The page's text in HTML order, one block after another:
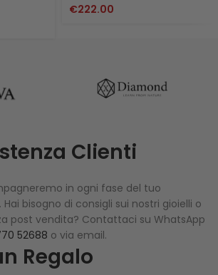
€222.00
Clienti
in ogni fase del tuo
bisogno di consigli sui nostri gioielli o
post vendita? Contattaci su WhatsApp
52688 o via email.
Regalo